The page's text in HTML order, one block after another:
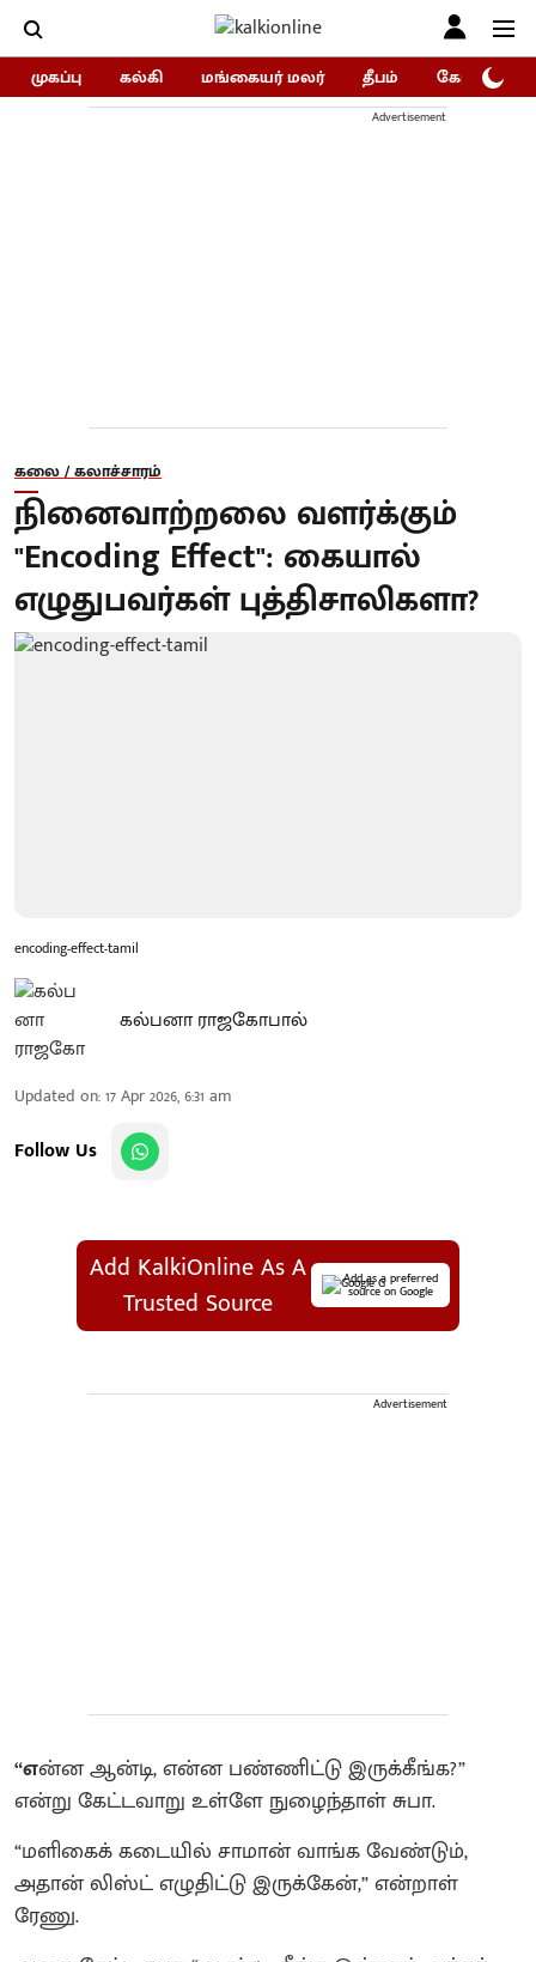
முகப்பு கல்கி மங்கையர் மலர் தீபம் கோகுலம்/
Advertisement
கலை / கலாச்சாரம்
நினைவாற்றலை வளர்க்கும்
"Encoding Effect": கையால்
எழுதுபவர்கள் புத்திசாலிகளா?
encoding-effect-tamil
கல்பனா ராஜகோபால்
Updated on:17 Apr 2026, 6:31 am
Follow Us
Add KalkiOnline As A
Trusted Source
Add as a preferred
source on Google
Advertisement
“என்ன ஆன்டி, என்ன பண்ணிட்டு இருக்கீங்க?”
என்று கேட்டவாறு உள்ளே நுழைந்தாள் சுபா.
“மளிகைக் கடையில் சாமான் வாங்க வேண்டும்,
அதான் லிஸ்ட் எழுதிட்டு இருக்கேன்,” என்றாள்
ரேணு.